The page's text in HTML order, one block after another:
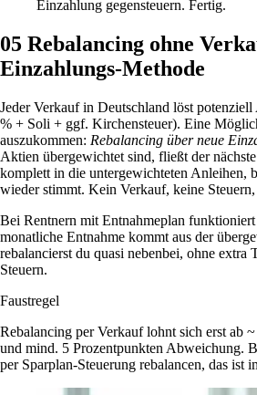
Einzahlung gegensteuern. Fertig.
05 Rebalancing ohne
Einzahlungs-Methode
Jeder Verkauf in Deutschland löst potenziell
% + Soli + ggf. Kirchensteuer). Eine
auszukommen: Rebalancing über neue
Aktien übergewichtet sind, fließt der
komplett in die untergewichteten Anleihen,
wieder stimmt. Kein Verkauf, keine Steuern,
Bei Rentnern mit Entnahmeplan
monatliche Entnahme kommt aus der
rebalancierst du quasi nebenbei, ohne extra
Steuern.
Faustregel
Rebalancing per Verkauf lohnt sich erst ab
und mind. 5 Prozentpunkten Abweichung.
per Sparplan-Steuerung rebalancen, das ist